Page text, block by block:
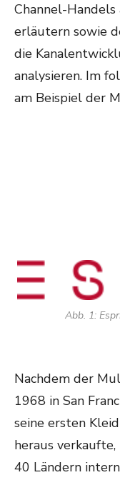
Channel-
erläutern sowie
die
analysieren. Im
am Beispiel der
Abb. 1:
Nachdem der
1968 in San
seine ersten
heraus
40 Ländern